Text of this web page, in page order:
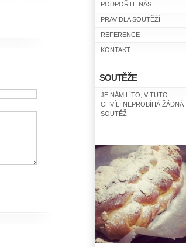
PODPOŘTE NÁS
PRAVIDLA SOUTĚŽÍ
REFERENCE
KONTAKT
SOUTĚŽE
JE NÁM LÍTO, V TUTO
CHVÍLI NEPROBÍHÁ ŽÁDNÁ
SOUTĚŽ